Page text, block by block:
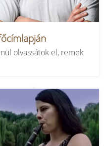
olvassátok el, remek